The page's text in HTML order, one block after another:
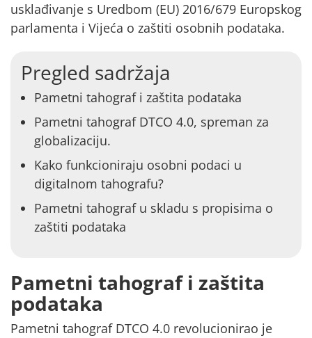
usklađivanje s Uredbom (EU) 2016/679 Europskog
parlamenta i Vijeća o zaštiti osobnih podataka.
Pregled sadržaja
Pametni tahograf i zaštita podataka
Pametni tahograf DTCO 4.0, spreman za
globalizaciju.
Kako funkcioniraju osobni podaci u
digitalnom tahografu?
Pametni tahograf u skladu s propisima o
zaštiti podataka
Pametni tahograf i zaštita
podataka
Pametni tahograf DTCO 4.0 revolucionirao je